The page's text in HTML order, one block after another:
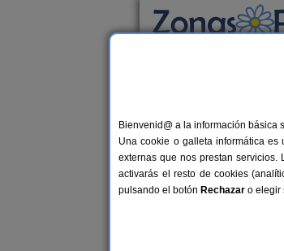
Casas
Bienvenid@ a la información básica
Una cookie o galleta informática es
externas que nos prestan servicios.
activarás el resto de cookies
pulsando el botón Rechazar o elegir